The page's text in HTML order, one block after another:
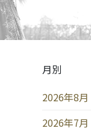
月別
2026年8月
2026年7月